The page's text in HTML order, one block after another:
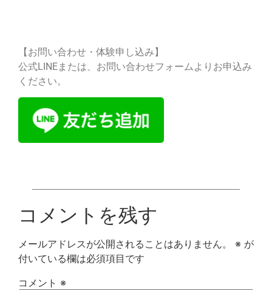
【お問い合わせ・体験申し込み】
公式LINEまたは、お問い合わせフォームよりお申込み
ください。
コメントを残す
メールアドレスが公開されることはありません。 ※ が
付いている欄は必須項目です
コメント ※